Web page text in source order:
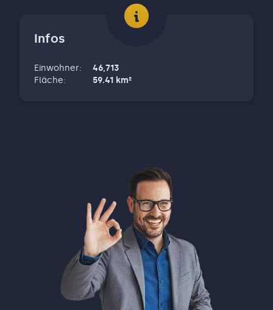
Infos
Einwohner:
46,713
Fläche: 59.41 km²